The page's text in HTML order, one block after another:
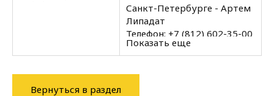
Санкт-Петербурге - Артем
Липадат
Телефон: +7 (812) 602-35-00
Отправить сообщение
Архангельск - Халин
Показать еще
Вернуться в раздел